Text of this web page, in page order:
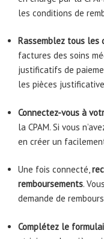
les conditions de
Rassemblez tous les
factures des soins
justificatifs de
les pièces
Connectez-vous à
la CPAM. Si vous
en créer un
Une fois connecté,
remboursements.
demande de
Complétez le